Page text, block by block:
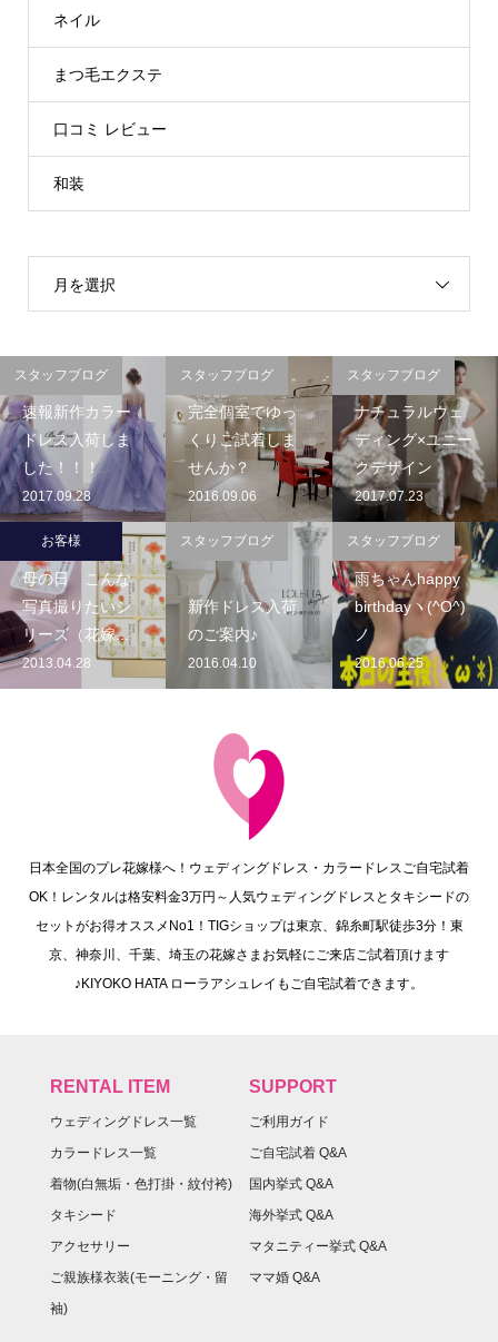
ネイル
まつ毛エクステ
口コミ レビュー
和装
月を選択
速報新作カラー
ドレス入荷しま
した！！！
2017.09.28
スタッフブログ
完全個室でゆっ
くりご試着しま
せんか？
2016.09.06
スタッフブログ
ナチュラルウェ
ディング×ユニー
クデザイン
2017.07.23
スタッフブログ
母の日 こんな
写真撮りたいシ
リーズ（花嫁...
2013.04.28
お客様
新作ドレス入荷
のご案内♪
2016.04.10
スタッフブログ
雨ちゃんhappy
birthdayヽ(^O^)
ノ
2016.06.25
スタッフブログ
日本全国のプレ花嫁様へ！ウェディングドレス・カラードレスご自宅試着
OK！レンタルは格安料金3万円～人気ウェディングドレスとタキシードの
セットがお得オススメNo1！TIGショップは東京、錦糸町駅徒歩3分！東
京、神奈川、千葉、埼玉の花嫁さまお気軽にご来店ご試着頂けます
♪KIYOKO HATA ローラアシュレイもご自宅試着できます。
RENTAL ITEM
ウェディングドレス一覧
カラードレス一覧
着物(白無垢・色打掛・紋付袴)
タキシード
アクセサリー
ご親族様衣装(モーニング・留
袖)
SUPPORT
ご利用ガイド
ご自宅試着 Q&A
国内挙式 Q&A
海外挙式 Q&A
マタニティー挙式 Q&A
ママ婚 Q&A